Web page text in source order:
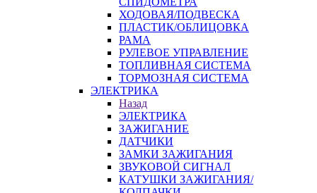
ХОДОВАЯ/ПОДВЕСКА
ПЛАСТИК/ОБЛИЦОВКА
РАМА
РУЛЕВОЕ УПРАВЛЕНИЕ
ТОПЛИВНАЯ СИСТЕМА
ТОРМОЗНАЯ СИСТЕМА
ЭЛЕКТРИКА
Назад
ЭЛЕКТРИКА
ЗАЖИГАНИЕ
ДАТЧИКИ
ЗАМКИ ЗАЖИГАНИЯ
ЗВУКОВОЙ СИГНАЛ
КАТУШКИ ЗАЖИГАНИЯ/